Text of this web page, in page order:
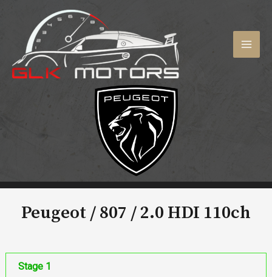
contenu
Peugeot / 807 /2.0 HDI 110ch
Stage 1